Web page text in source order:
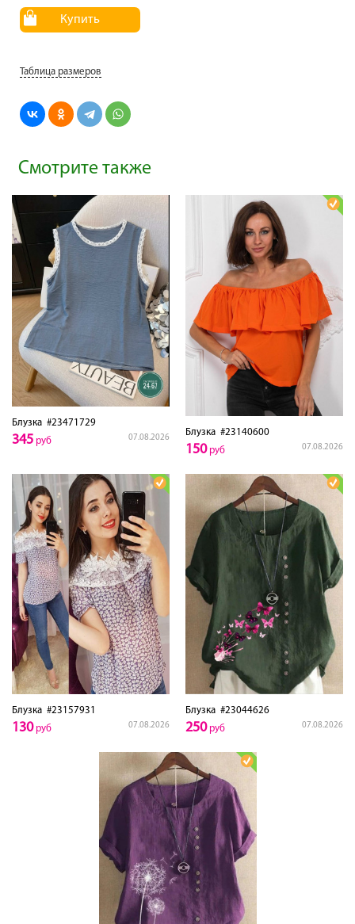
Купить
Таблица размеров
Смотрите также
Блузка #23471729
07.08.2026
345 руб
Блузка #23140600
07.08.2026
150руб
Блузка #23157931
07.08.2026
130руб
Блузка #23044626
07.08.2026
250руб